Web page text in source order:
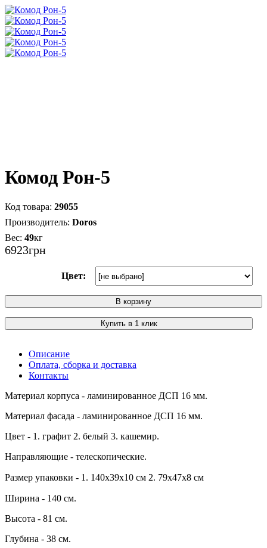
Комод Рон-5
29055
Doros
49кг
6923грн
Цвет:
В корзину
Купить в 1 клик
Описание
Оплата, сборка и доставка
Контакты
Материал корпуса - ламинированное ДСП 16 мм.
Материал фасада - ламинированное ДСП 16 мм.
Цвет - 1. графит 2. белый 3. кашемир.
Направляющие - телескопические.
Размер упаковки - 1. 140х39х10 см 2. 79х47х8 см
Ширина - 140 см.
Высота - 81 см.
Глубина - 38 см.